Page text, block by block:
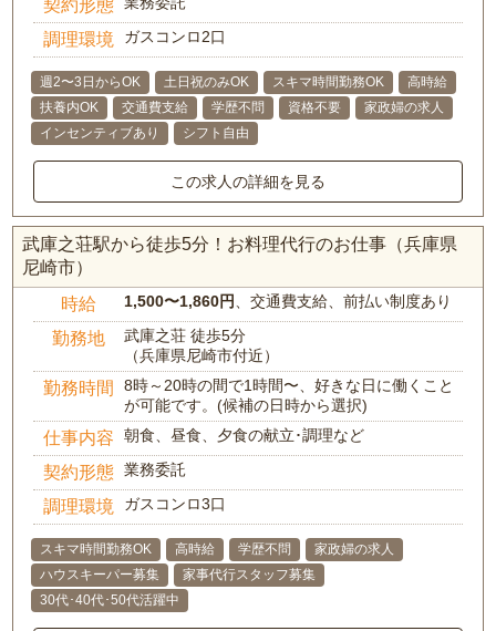
契約形態
調理環境 ガスコンロ2口
週2〜3日からOK 土日祝のみOK スキマ時間勤務OK
高時給
扶養内OK
交通費支給 学歴不問 資格不要
家政婦の求人
インセンティブあり
シフト自由
この求人の詳細を見る
武庫之荘駅から徒歩5分！お料理代行のお仕事（兵庫県
尼崎市）
時給 1,500〜1,860円 、交通費支給、前払い制度あり
勤務地
武庫之荘 徒歩5分
（兵庫県尼崎市付近）
勤務時間
8時～20時の間で1時間〜、好きな日に働くこと
が可能です。(候補の日時から選択)
仕事内容 朝食、昼食、夕食の献立･調理など
契約形態 業務委託
調理環境 ガスコンロ3口
スキマ時間勤務OK 高時給 学歴不問
家政婦の求人
ハウスキーパー募集
家事代行スタッフ募集
30代･40代･50代活躍中